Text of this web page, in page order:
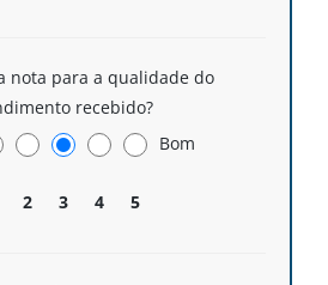
nota para a qualidade do
recebido?
2 3 4 5
Bom